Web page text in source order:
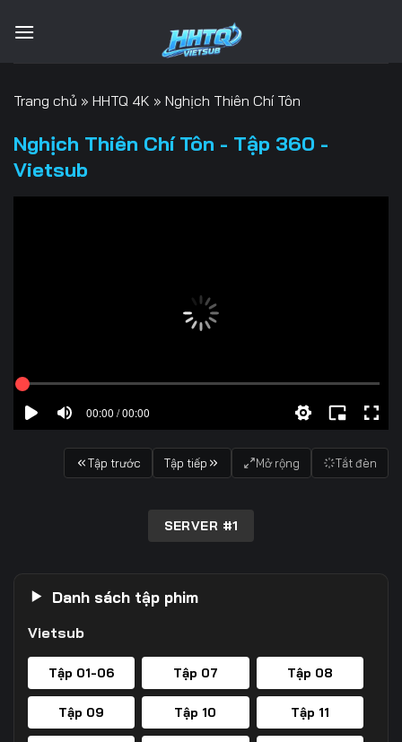
qua
Trang chủ » HHTQ 4K » Nghịch Thiên Chí Tôn
Nghịch Thiên Chí Tôn - Tập 360 -
Vietsub
00:00 / 00:00
Tập trước Tập tiếp Mở rộng Tắt đèn
SERVER #1
Danh sách tập phim
Vietsub
Tập 01-06 Tập 07 Tập 08
Tập 09 Tập 10 Tập 11